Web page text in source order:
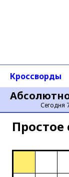
Сегодня
Кроссворды
Простое